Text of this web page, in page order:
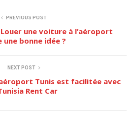
PREVIOUS POST
une voiture à l’aéroport
une bonne idée ?
NEXT POST
Tunis est facilitée avec
Rent Car